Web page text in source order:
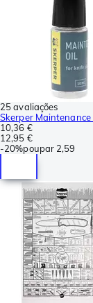
25 avaliações
Skerper Maintenance
10,36 €
12,95 €
-20%poupar 2,59